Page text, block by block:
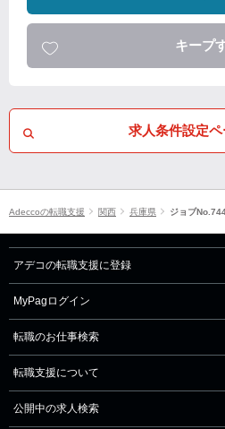
キープ
求人条件設定
Adeccoの転職支援 関西 兵庫県 ジョブ
アデコの転職支援に登録
MyPagログイン
転職のお仕事検索
転職支援について
公開中の求人検索